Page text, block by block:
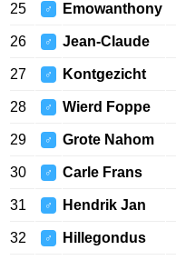
25 ♂ Emowanthony
26 ♂ Jean-Claude
27 ♂ Kontgezicht
28 ♂ Wierd Foppe
29 ♂ Grote Nahom
30 ♂ Carle Frans
31 ♂ Hendrik Jan
32 ♂ Hillegondus